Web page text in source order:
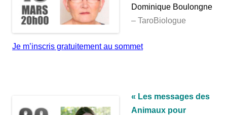
Dominique Boulongne
– TaroBiologue
Je m’inscris gratuitement au sommet
« Les messages des
Animaux pour